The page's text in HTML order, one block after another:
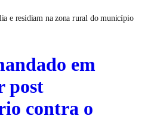
e residiam na zona rural do município
em
post
contra o